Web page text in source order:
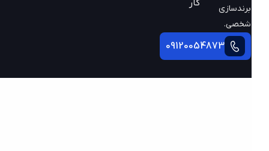
برندسازی
شخصی.
09120054873